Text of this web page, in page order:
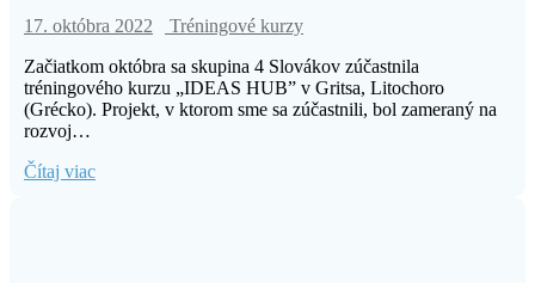
17. októbra 2022
Tréningové kurzy
Začiatkom októbra sa skupina 4 Slovákov zúčastnila
tréningového kurzu „IDEAS HUB” v Gritsa, Litochoro
(Grécko). Projekt, v ktorom sme sa zúčastnili, bol zameraný na
rozvoj…
Čítaj viac